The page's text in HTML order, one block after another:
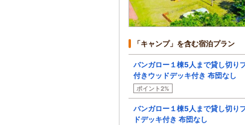
「キャンプ」を含む宿泊プラン
バンガロー１棟5人まで貸し切り
付きウッドデッキ付き 布団なし
ポイント2%
バンガロー１棟5人まで貸し切り
ドデッキ付き 布団なし